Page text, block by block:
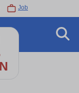
Job